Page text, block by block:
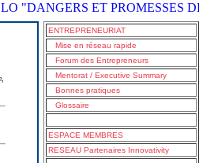
ET PROMESSES DE L'IA
ENTREPRENEURIAT
Mise en réseau rapide
Forum des Entrepreneurs
Mentorat / Executive Summary
Bonnes pratiques
Glossaire
ESPACE MEMBRES
RESEAU Partenaires Innovativity